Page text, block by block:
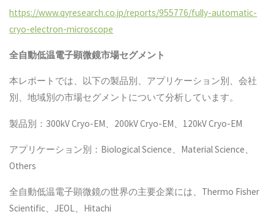
https://www.qyresearch.co.jp/reports/955776/fully-automatic-
cryo-electron-microscope
全自動低温電子顕微鏡市場セグメント
本レポートでは、以下の製品別、アプリケーション別、会社
別、地域別の市場セグメントについて分析しています。
製品別：300kV Cryo-EM、200kV Cryo-EM、120kV Cryo-EM
アプリケーション別：Biological Science、Material Science、
Others
全自動低温電子顕微鏡の世界の主要企業には、Thermo Fisher
Scientific、JEOL、Hitachi